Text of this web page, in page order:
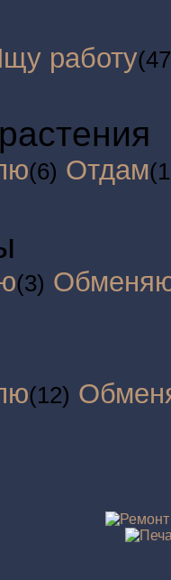
работу
(6) Отдам
(3)
(12)